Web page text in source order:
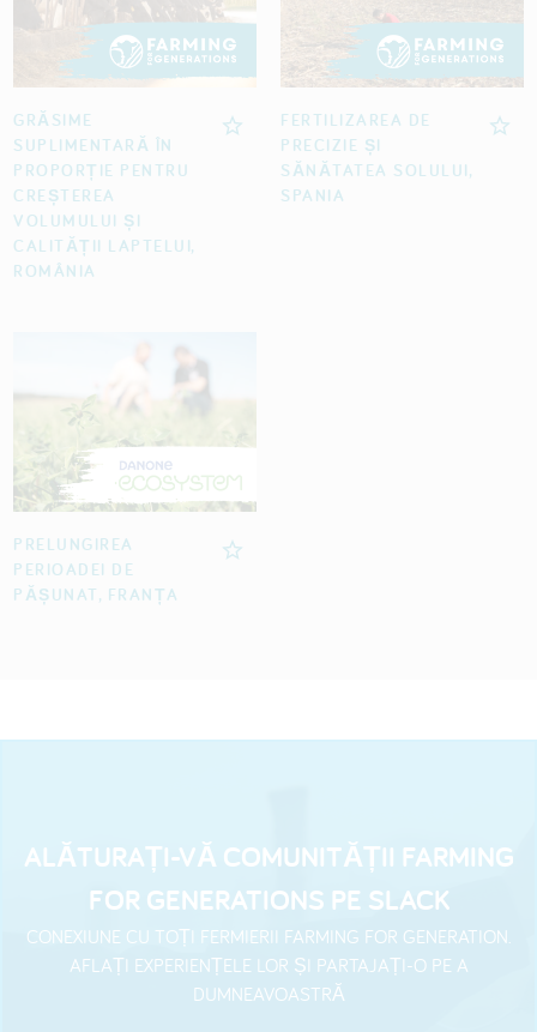
GRĂSIME
SUPLIMENTARĂ ÎN
PROPORȚIE PENTRU
CREȘTEREA
VOLUMULUI ȘI
CALITĂȚII LAPTELUI,
ROMÂNIA
FERTILIZAREA DE
PRECIZIE ȘI
SĂNĂTATEA SOLULUI,
SPANIA
PRELUNGIREA
PERIOADEI DE
PĂȘUNAT, FRANȚA
ALĂTURAȚI-VĂ COMUNITĂȚII FARMING
FOR GENERATIONS PE SLACK
CONEXIUNE CU TOȚI FERMIERII FARMING FOR GENERATION.
AFLAȚI EXPERIENȚELE LOR ȘI PARTAJAȚI-O PE A
DUMNEAVOASTRĂ